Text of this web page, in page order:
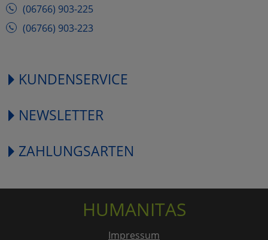
(06766) 903-225
(06766) 903-223
KUNDENSERVICE
NEWSLETTER
ZAHLUNGSARTEN
HUMANITAS
Impressum